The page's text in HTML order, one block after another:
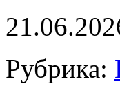
Рубрика: